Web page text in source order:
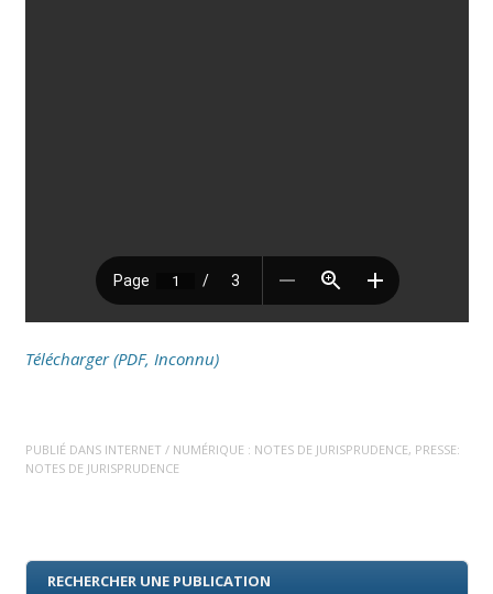
Télécharger (PDF, Inconnu)
PUBLIÉ DANS INTERNET / NUMÉRIQUE : NOTES DE JURISPRUDENCE, PRESSE:
NOTES DE JURISPRUDENCE
RECHERCHER UNE PUBLICATION